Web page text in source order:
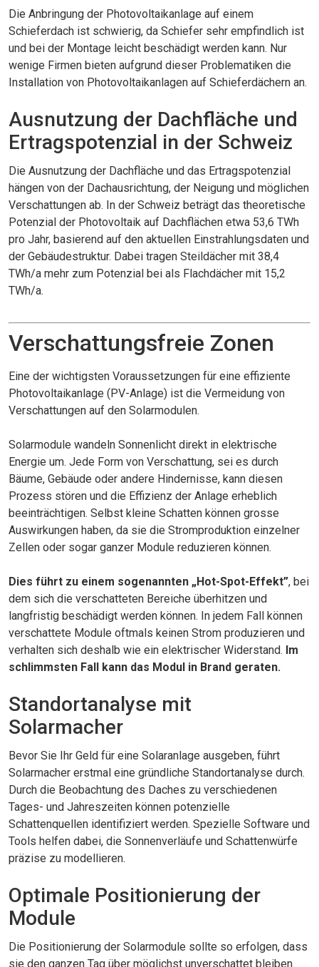
Die Anbringung der Photovoltaikanlage auf einem
Schieferdach ist schwierig, da Schiefer sehr empfindlich ist
und bei der Montage leicht beschädigt werden kann. Nur
wenige Firmen bieten aufgrund dieser Problematiken die
Installation von Photovoltaikanlagen auf Schieferdächern an.
Ausnutzung der Dachfläche und
Ertragspotenzial in der Schweiz
Die Ausnutzung der Dachfläche und das Ertragspotenzial
hängen von der Dachausrichtung, der Neigung und möglichen
Verschattungen ab. In der Schweiz beträgt das theoretische
Potenzial der Photovoltaik auf Dachflächen etwa 53,6 TWh
pro Jahr, basierend auf den aktuellen Einstrahlungsdaten und
der Gebäudestruktur. Dabei tragen Steildächer mit 38,4
TWh/a mehr zum Potenzial bei als Flachdächer mit 15,2
TWh/a.
Verschattungsfreie Zonen
Eine der wichtigsten Voraussetzungen für eine effiziente
Photovoltaikanlage (PV-Anlage) ist die Vermeidung von
Verschattungen auf den Solarmodulen.
Solarmodule wandeln Sonnenlicht direkt in elektrische
Energie um. Jede Form von Verschattung, sei es durch
Bäume, Gebäude oder andere Hindernisse, kann diesen
Prozess stören und die Effizienz der Anlage erheblich
beeinträchtigen. Selbst kleine Schatten können grosse
Auswirkungen haben, da sie die Stromproduktion einzelner
Zellen oder sogar ganzer Module reduzieren können.
Dies führt zu einem sogenannten „Hot-Spot-Effekt”, bei
dem sich die verschatteten Bereiche überhitzen und
langfristig beschädigt werden können. In jedem Fall können
verschattete Module oftmals keinen Strom produzieren und
verhalten sich deshalb wie ein elektrischer Widerstand. Im
schlimmsten Fall kann das Modul in Brand geraten.
Standortanalyse mit
Solarmacher
Bevor Sie Ihr Geld für eine Solaranlage ausgeben, führt
Solarmacher erstmal eine gründliche Standortanalyse durch.
Durch die Beobachtung des Daches zu verschiedenen
Tages- und Jahreszeiten können potenzielle
Schattenquellen identifiziert werden. Spezielle Software und
Tools helfen dabei, die Sonnenverläufe und Schattenwürfe
präzise zu modellieren.
Optimale Positionierung der
Module
Die Positionierung der Solarmodule sollte so erfolgen, dass
sie den ganzen Tag über möglichst unverschattet bleiben.